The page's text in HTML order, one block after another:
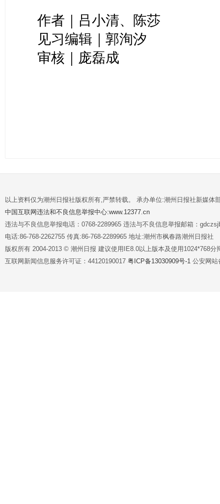
作者｜吕小清、陈莎
见习编辑｜郭洵汐
审核｜庞磊成
以上资料仅为潮州日报社版权所有,严禁转载。 承办单位:潮州日报社新媒体
中国互联网违法和不良信息举报中心:www.12377.cn
违法与不良信息举报电话：0768-2289965 违法与不良信息举报邮箱：
电话:86-768-2262755 传真:86-768-2289965 地址:潮州市枫春路潮州日报社
版权所有 2004-2013 © 潮州日报 建议使用IE8.0以上版本及使用1024*768分
互联网新闻信息服务许可证：44120190017 粤ICP备13030909号-1 公安网站